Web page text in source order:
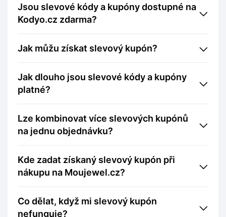
Jsou slevové kódy a kupóny dostupné na
Kodyo.cz zdarma?
Jak můžu získat slevový kupón?
Jak dlouho jsou slevové kódy a kupóny
platné?
Lze kombinovat více slevových kupónů
na jednu objednávku?
Kde zadat získaný slevový kupón při
nákupu na Moujewel.cz?
Co dělat, když mi slevový kupón
nefunguje?